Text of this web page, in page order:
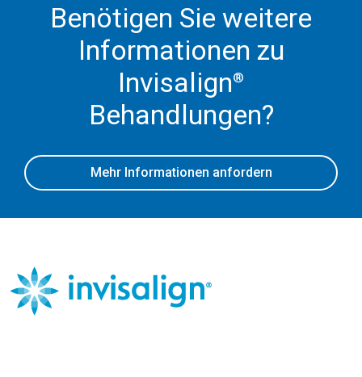
Benötigen Sie weitere
Informationen zu
Invisalign®
Behandlungen?
Mehr Informationen anfordern